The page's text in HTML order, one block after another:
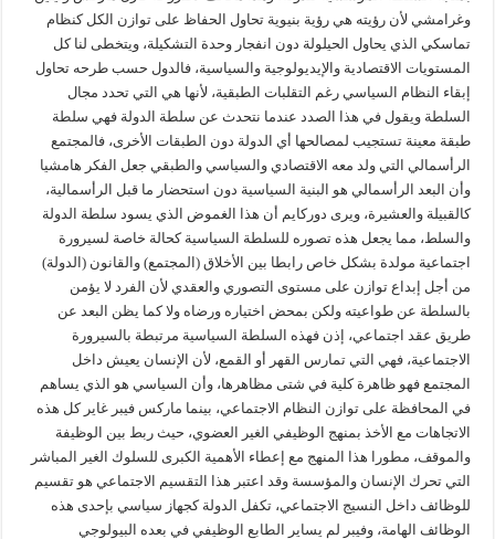
وغرامشي لأن رؤيته هي رؤية بنيوية تحاول الحفاظ على توازن الكل كنظام
تماسكي الذي يحاول الحيلولة دون انفجار وحدة التشكيلة، ويتخطى لنا كل
المستويات الاقتصادية والإيديولوجية والسياسية، فالدول حسب طرحه تحاول
إبقاء النظام السياسي رغم التقلبات الطبقية، لأنها هي التي تحدد مجال
السلطة ويقول في هذا الصدد عندما نتحدث عن سلطة الدولة فهي سلطة
طبقة معينة تستجيب لمصالحها أي الدولة دون الطبقات الأخرى، فالمجتمع
الرأسمالي التي ولد معه الاقتصادي والسياسي والطبقي جعل الفكر هامشيا
وأن البعد الرأسمالي هو البنية السياسية دون استحضار ما قبل الرأسمالية،
كالقبيلة والعشيرة، ويرى دوركايم أن هذا الغموض الذي يسود سلطة الدولة
والسلط، مما يجعل هذه تصوره للسلطة السياسية كحالة خاصة لسيرورة
اجتماعية مولدة بشكل خاص رابطا بين الأخلاق (المجتمع) والقانون (الدولة)
من أجل إبداع توازن على مستوى التصوري والعقدي لأن الفرد لا يؤمن
بالسلطة عن طواعيته ولكن بمحض اختياره ورضاه ولا كما يظن البعد عن
طريق عقد اجتماعي، إذن فهذه السلطة السياسية مرتبطة بالسيرورة
الاجتماعية، فهي التي تمارس القهر أو القمع، لأن الإنسان يعيش داخل
المجتمع فهو ظاهرة كلية في شتى مظاهرها، وأن السياسي هو الذي يساهم
في المحافظة على توازن النظام الاجتماعي، بينما ماركس فيبر غاير كل هذه
الاتجاهات مع الأخذ بمنهج الوظيفي الغير العضوي، حيث ربط بين الوظيفة
والموقف، مطورا هذا المنهج مع إعطاء الأهمية الكبرى للسلوك الغير المباشر
التي تحرك الإنسان والمؤسسة وقد اعتبر هذا التقسيم الاجتماعي هو تقسيم
للوظائف داخل النسيج الاجتماعي، تكفل الدولة كجهاز سياسي بإحدى هذه
الوظائف الهامة، وفيبر لم يساير الطابع الوظيفي في بعده البيولوجي